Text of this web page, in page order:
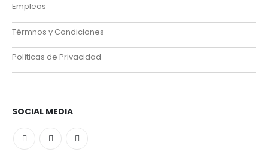
Empleos
Térmnos y Condiciones
Políticas de Privacidad
SOCIAL MEDIA